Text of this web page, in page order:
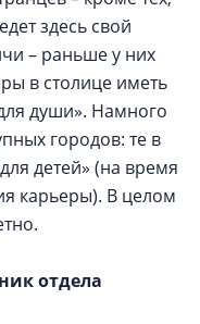
здесь свой
– раньше у них
в столице иметь
души». Намного
городов: те в
детей» (на время
карьеры). В целом
отдела